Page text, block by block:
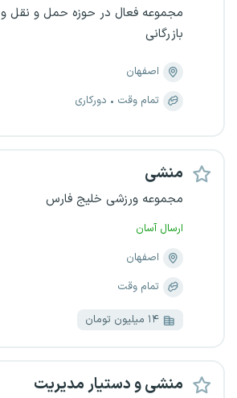
مجموعه فعال در حوزه حمل و نقل و
بازرگانی
اصفهان
تمام وقت
دورکاری
منشی
مجموعه ورزشی خلیج فارس
ارسال آسان
اصفهان
تمام وقت
۱۴ میلیون تومان
منشی و دستیار مدیریت